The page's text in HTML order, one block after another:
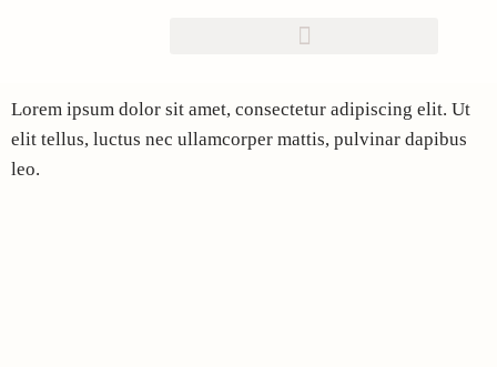
springen
Lorem ipsum dolor sit amet, consectetur adipiscing elit. Ut
elit tellus, luctus nec ullamcorper mattis, pulvinar dapibus
leo.